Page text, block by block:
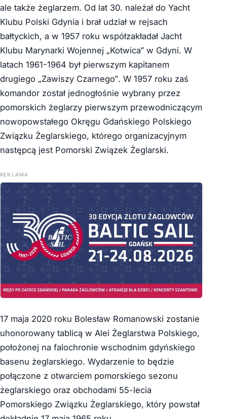
ale także żeglarzem. Od lat 30. należał do Yacht
Klubu Polski Gdynia i brał udział w rejsach
bałtyckich, a w 1957 roku współzakładał Jacht
Klubu Marynarki Wojennej „Kotwica” w Gdyni. W
latach 1961-1964 był pierwszym kapitanem
drugiego „Zawiszy Czarnego”. W 1957 roku zaś
komandor został jednogłośnie wybrany przez
pomorskich żeglarzy pierwszym przewodniczącym
nowopowstałego Okręgu Gdańskiego Polskiego
Związku Żeglarskiego, którego organizacyjnym
następcą jest Pomorski Związek Żeglarski.
REKLAMA
17 maja 2020 roku Bolesław Romanowski zostanie
uhonorowany tablicą w Alei Żeglarstwa Polskiego,
położonej na falochronie wschodnim gdyńskiego
basenu żeglarskiego. Wydarzenie to będzie
połączone z otwarciem pomorskiego sezonu
żeglarskiego oraz obchodami 55-lecia
Pomorskiego Związku Żeglarskiego, który powstał